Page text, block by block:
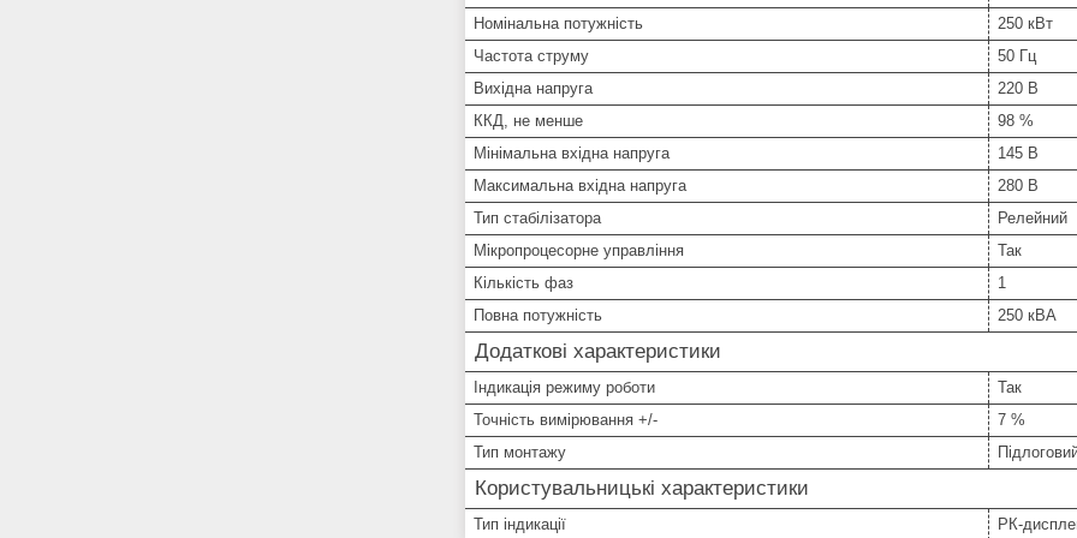
Номінальна потужність
250 кВт
Частота струму
50 Гц
Вихідна напруга
220 В
ККД, не менше
98 %
Мінімальна вхідна напруга
145 В
Максимальна вхідна напруга
280 В
Тип стабілізатора
Релейний
Мікропроцесорне управління
Так
Кількість фаз
1
Повна потужність
250 кВА
Додаткові характеристики
Індикація режиму роботи
Так
Точність вимірювання +/-
7 %
Тип монтажу
Користувальницькі характеристики
Тип індикації РК-